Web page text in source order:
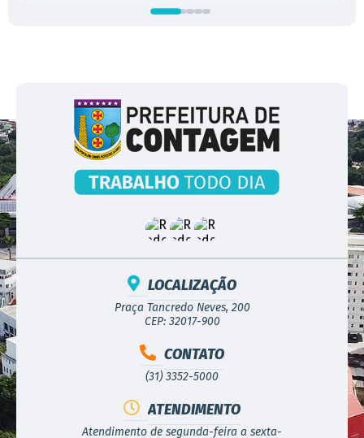
LOCALIZAÇÃO
Praça Tancredo Neves, 200
CEP: 32017-900
CONTATO
(31) 3352-5000
ATENDIMENTO
Atendimento de segunda-feira a sexta-